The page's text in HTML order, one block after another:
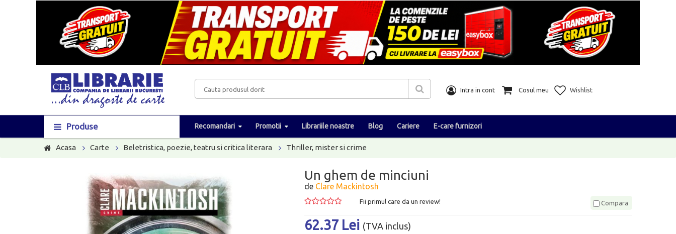
Intra in cont Cosul meu Wishlist
Produse Recomandari Promotii Librariile noastre Blog Cariere E-care furnizori
Acasa Carte Beletristica, poezie, teatru si critica literara Thriller, mister si crime
Un ghem de minciuni
de Clare Mackintosh
Fii primul care da un review! Compara
62.37 Lei (TVA inclus)